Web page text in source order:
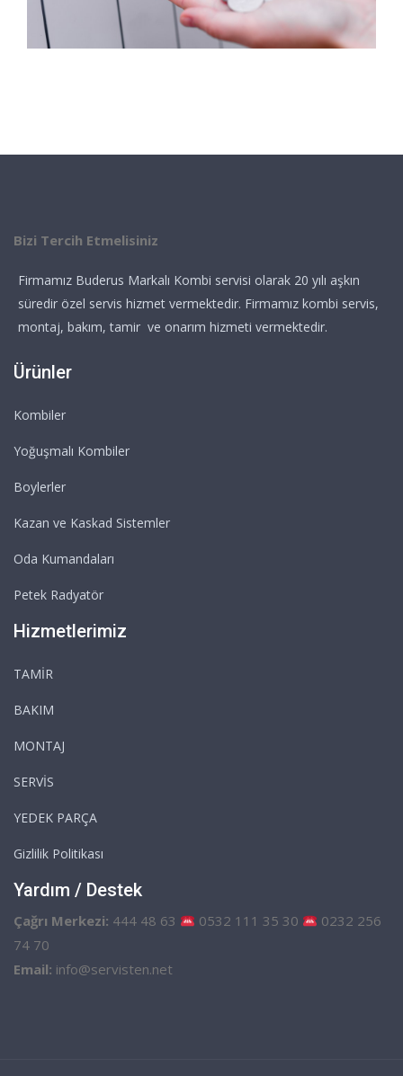
Bizi Tercih Etmelisiniz
Firmamız Buderus Markalı Kombi servisi olarak 20 yılı aşkın
süredir özel servis hizmet vermektedir. Firmamız kombi servis,
montaj, bakım, tamir ve onarım hizmeti vermektedir.
Ürünler
Kombiler
Yoğuşmalı Kombiler
Boylerler
Kazan ve Kaskad Sistemler
Oda Kumandaları
Petek Radyatör
Hizmetlerimiz
TAMİR
BAKIM
MONTAJ
SERVİS
YEDEK PARÇA
Gizlilik Politikası
Yardım / Destek
Çağrı Merkezi: 444 48 63 0532 111 35 30
0232 256
74 70
Email: info@servisten.net